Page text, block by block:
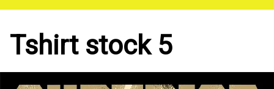
Saltar
contenido
Tshirt stock 5